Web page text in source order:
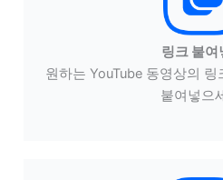
링크 붙여
원하는 YouTube 동영상의
붙여넣으